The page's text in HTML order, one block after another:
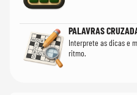
PALAVRAS
Interprete as dicas e
ritmo.